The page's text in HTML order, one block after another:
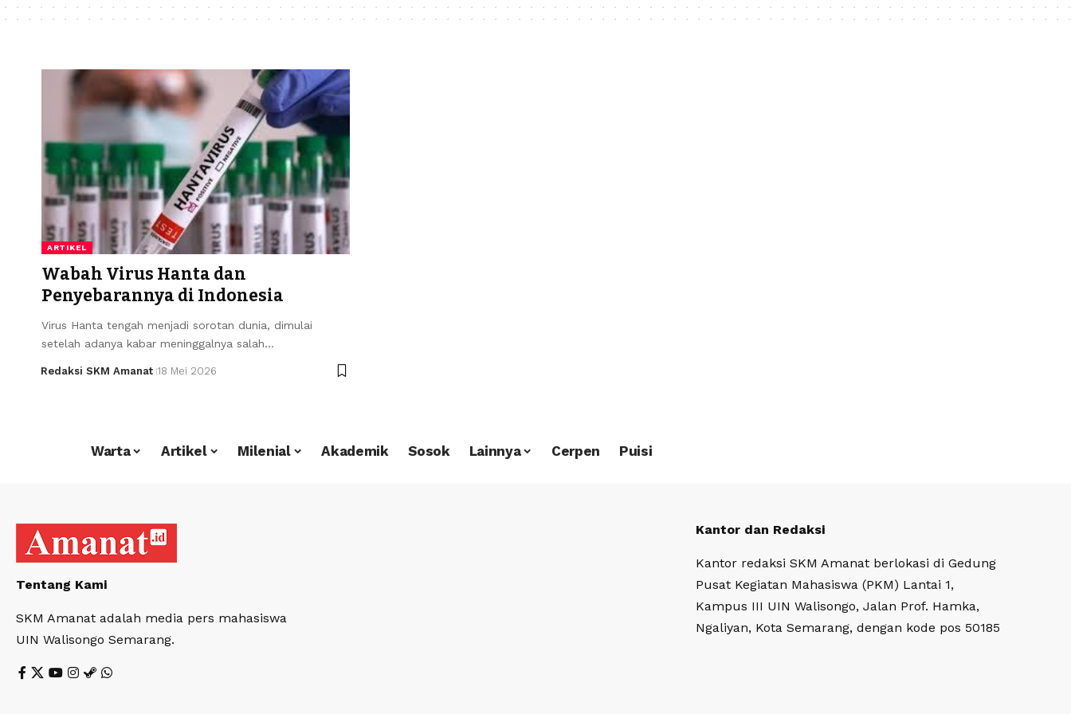
ARTIKEL
Wabah Virus Hanta dan
Penyebarannya di Indonesia
Virus Hanta tengah menjadi sorotan dunia, dimulai
setelah adanya kabar meninggalnya salah…
Redaksi SKM Amanat 18 Mei 2026
Warta Artikel Milenial Akademik Sosok Lainnya Cerpen Puisi
Tentang Kami
SKM Amanat adalah media pers mahasiswa
UIN Walisongo Semarang.
Kantor dan Redaksi
Kantor redaksi SKM Amanat berlokasi di Gedung
Pusat Kegiatan Mahasiswa (PKM) Lantai 1,
Kampus III UIN Walisongo, Jalan Prof. Hamka,
Ngaliyan, Kota Semarang, dengan kode pos 50185